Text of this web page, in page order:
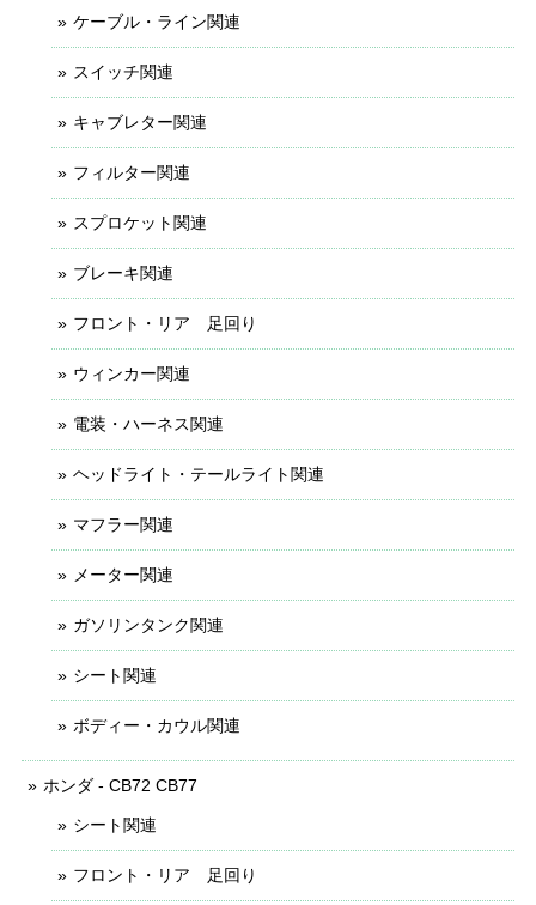
ケーブル・ライン関連
スイッチ関連
キャブレター関連
フィルター関連
スプロケット関連
ブレーキ関連
フロント・リア 足回り
ウィンカー関連
電装・ハーネス関連
ヘッドライト・テールライト関連
マフラー関連
メーター関連
ガソリンタンク関連
シート関連
ボディー・カウル関連
ホンダ - CB72 CB77
シート関連
フロント・リア 足回り